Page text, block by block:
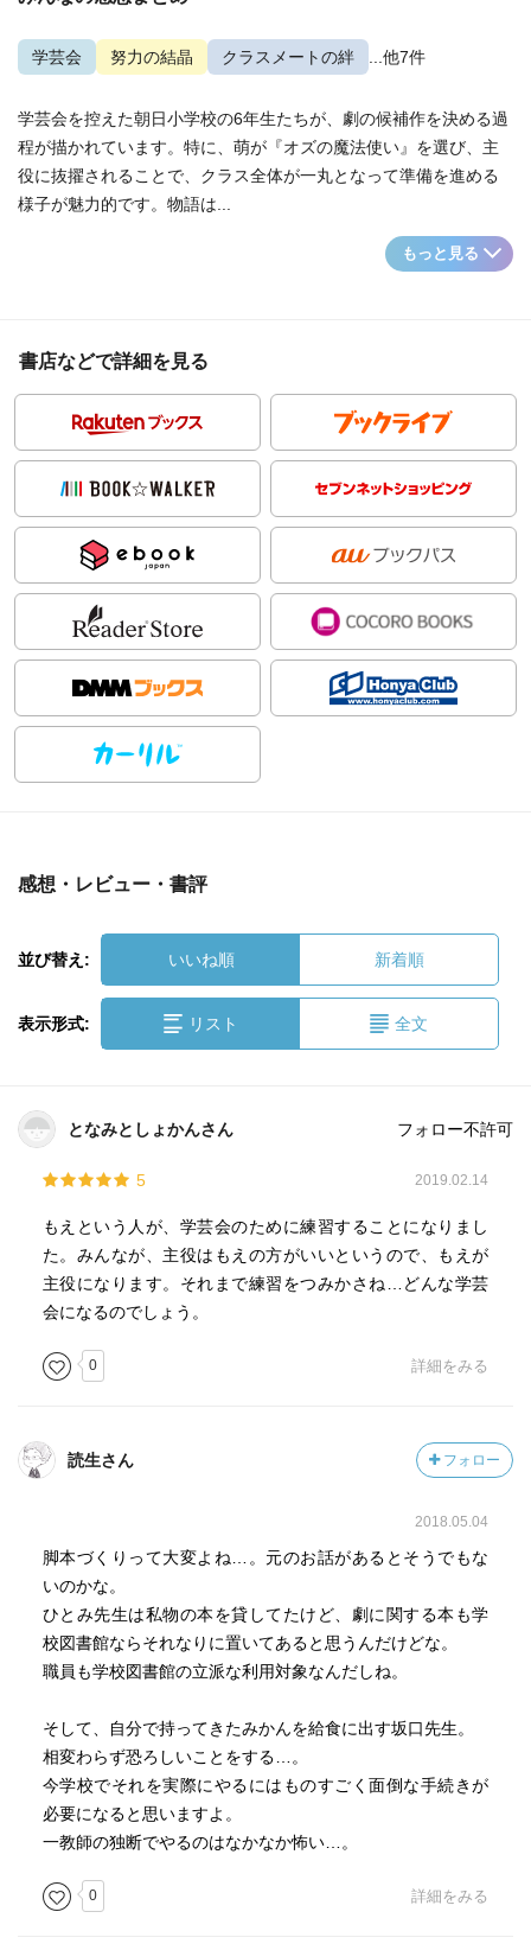
学芸会 努力の結晶 クラスメートの絆 ...他7件
学芸会を控えた朝日小学校の6年生たちが、劇の候補作を決める過
程が描かれています。特に、萌が『オズの魔法使い』を選び、主
役に抜擢されることで、クラス全体が一丸となって準備を進める
様子が魅力的です。物語は...
もっと見る
書店などで詳細を見る
感想・レビュー・書評
並び替え: いいね順 新着順
表示形式: リスト 全文
となみとしょかんさん フォロー不許可
5 2019.02.14
もえという人が、学芸会のために練習することになりまし
た。みんなが、主役はもえの方がいいというので、もえが
主役になります。それまで練習をつみかさね…どんな学芸
会になるのでしょう。
0 詳細をみる
読生さん フォロー
2018.05.04
脚本づくりって大変よね…。元のお話があるとそうでもな
いのかな。
ひとみ先生は私物の本を貸してたけど、劇に関する本も学
校図書館ならそれなりに置いてあると思うんだけどな。
職員も学校図書館の立派な利用対象なんだしね。
そして、自分で持ってきたみかんを給食に出す坂口先生。
相変わらず恐ろしいことをする…。
今学校でそれを実際にやるにはものすごく面倒な手続きが
必要になると思いますよ。
一教師の独断でやるのはなかなか怖い…。
0 詳細をみる